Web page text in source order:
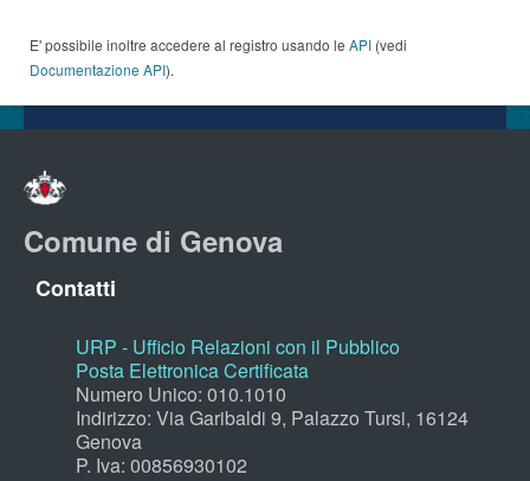
E' possibile inoltre accedere al registro usando le API (vedi
Documentazione API).
Comune di Genova
Contatti
URP - Ufficio Relazioni con il Pubblico
Posta Elettronica Certificata
Numero Unico: 010.1010
Indirizzo: Via Garibaldi 9, Palazzo Tursi, 16124
Genova
P. Iva: 00856930102